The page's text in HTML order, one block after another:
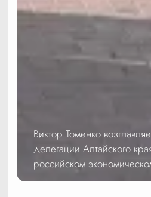
Виктор Томенко
делегации Алтайского
российском